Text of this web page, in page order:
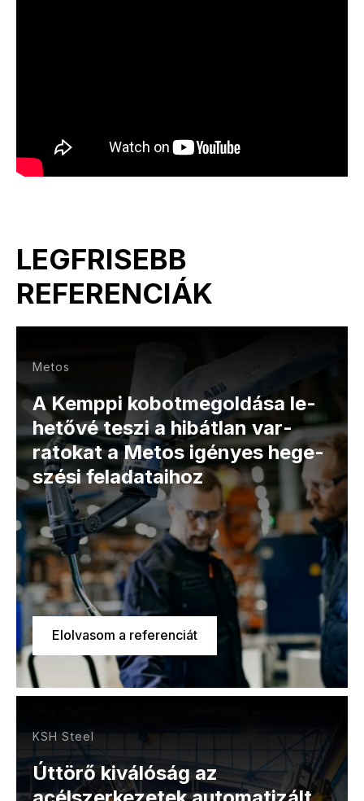
LEGFRISEBB
REFERENCIÁK
Metos
A Kemppi ko­bot­meg­ol­dá­sa le­
he­tő­vé te­szi a hi­bá­tlan var­
ratokat a Me­tos igényes he­ge­
szé­si fel­ada­ta­i­hoz
Elolvasom a referenciát
KSH Steel
Úttörő kiválóság az